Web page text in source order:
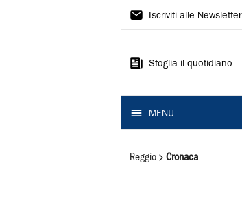
Gazzetta
Reggio
Iscriviti alle Newsletter
Sfoglia il quotidiano
MENU
Reggio Cronaca